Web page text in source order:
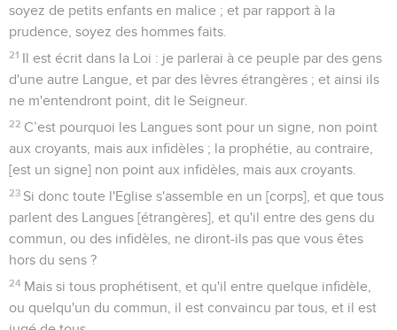
soyez de petits enfants en malice ; et par rapport à la
prudence, soyez des hommes faits.
21 Il est écrit dans la Loi : je parlerai à ce peuple par des gens
d'une autre Langue, et par des lèvres étrangères ; et ainsi ils
ne m'entendront point, dit le Seigneur.
22 C’est pourquoi les Langues sont pour un signe, non point
aux croyants, mais aux infidèles ; la prophétie, au contraire,
[est un signe] non point aux infidèles, mais aux croyants.
23 Si donc toute l'Eglise s'assemble en un [corps], et que tous
parlent des Langues [étrangères], et qu'il entre des gens du
commun, ou des infidèles, ne diront-ils pas que vous êtes
hors du sens ?
24 Mais si tous prophétisent, et qu'il entre quelque infidèle,
ou quelqu'un du commun, il est convaincu par tous, et il est